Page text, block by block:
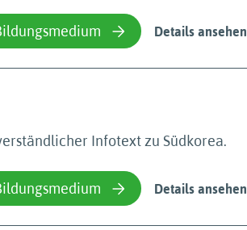
Details ansehen
Infotext zu Südkorea.
Details ansehen